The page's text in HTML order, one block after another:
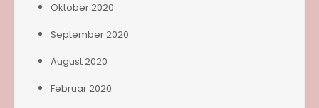
Oktober 2020
September 2020
August 2020
Februar 2020